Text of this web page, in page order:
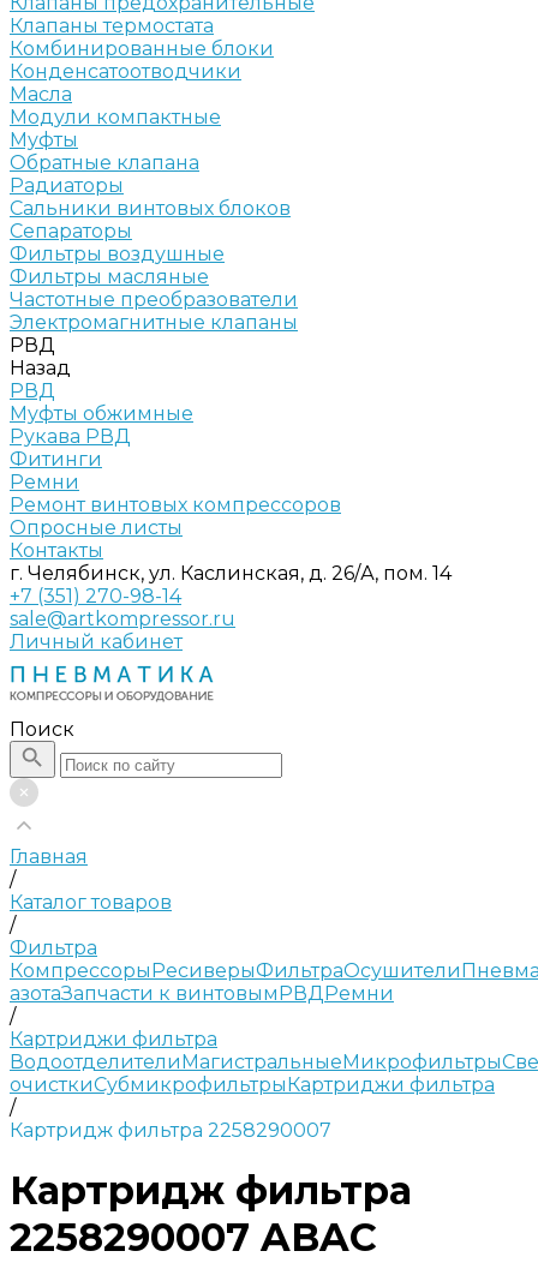
Клапаны термостата
Комбинированные блоки
Конденсатоотводчики
Масла
Модули компактные
Муфты
Обратные клапана
Радиаторы
Сальники винтовых блоков
Сепараторы
Фильтры воздушные
Фильтры масляные
Частотные преобразователи
Электромагнитные клапаны
РВД
Назад
РВД
Муфты обжимные
Рукава РВД
Фитинги
Ремни
Ремонт винтовых компрессоров
Опросные листы
Контакты
г. Челябинск, ул. Каслинская, д. 26/А, пом. 14
+7 (351) 270-98-14
sale@artkompressor.ru
Личный кабинет
Поиск
Главная
/
Каталог товаров
/
Фильтра
КомпрессорыРесиверыФильтраОсушители
азотаЗапчасти к винтовымРВДРемни
/
Картриджи фильтра
ВодоотделителиМагистральныеМикрофильтры
очисткиСубмикрофильтрыКартриджи фильтра
/
Картридж фильтра 2258290007
Картридж фильтра
2258290007 ABAC